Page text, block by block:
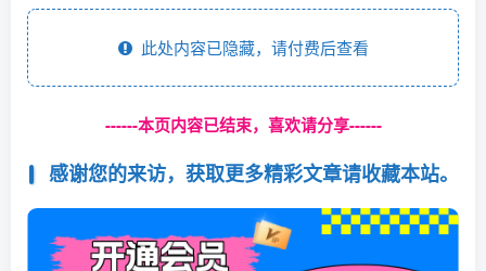
此处内容已隐藏，请付费后查看
------本页内容已结束，喜欢请分享------
感谢您的来访，获取更多精彩文章请收藏本站。